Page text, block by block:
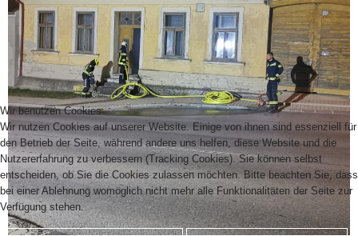
Wir benutzen Cookies
Wir nutzen Cookies auf unserer Website. Einige von ihnen sind essenziell für
den Betrieb der Seite, während andere uns helfen, diese Website und die
Nutzererfahrung zu verbessern (Tracking Cookies). Sie können selbst
entscheiden, ob Sie die Cookies zulassen möchten. Bitte beachten Sie, dass
bei einer Ablehnung womöglich nicht mehr alle Funktionalitäten der Seite zur
Verfügung stehen.